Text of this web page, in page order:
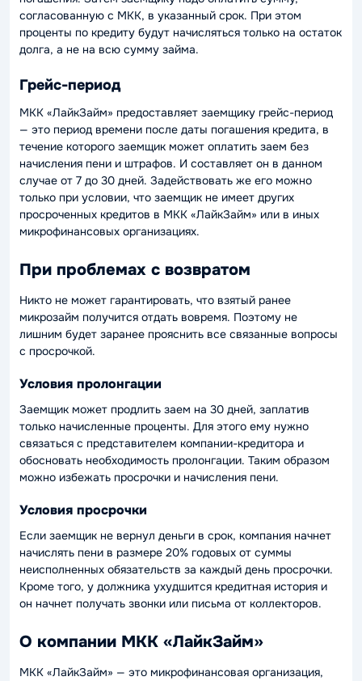
согласованную с МКК, в указанный срок. При этом
проценты по кредиту будут начисляться только на остаток
долга, а не на всю сумму займа.
Грейс-период
МКК «ЛайкЗайм» предоставляет заемщику грейс-период
— это период времени после даты погашения кредита, в
течение которого заемщик может оплатить заем без
начисления пени и штрафов. И составляет он в данном
случае от 7 до 30 дней. Задействовать же его можно
только при условии, что заемщик не имеет других
просроченных кредитов в МКК «ЛайкЗайм» или в иных
микрофинансовых организациях.
При проблемах с возвратом
Никто не может гарантировать, что взятый ранее
микрозайм получится отдать вовремя. Поэтому не
лишним будет заранее прояснить все связанные вопросы
с просрочкой.
Условия пролонгации
Заемщик может продлить заем на 30 дней, заплатив
только начисленные проценты. Для этого ему нужно
связаться с представителем компании-кредитора и
обосновать необходимость пролонгации. Таким образом
можно избежать просрочки и начисления пени.
Условия просрочки
Если заемщик не вернул деньги в срок, компания начнет
начислять пени в размере 20% годовых от суммы
неисполненных обязательств за каждый день просрочки.
Кроме того, у должника ухудшится кредитная история и
он начнет получать звонки или письма от коллекторов.
О компании МКК «ЛайкЗайм»
МКК «ЛайкЗайм» — это микрофинансовая организация,